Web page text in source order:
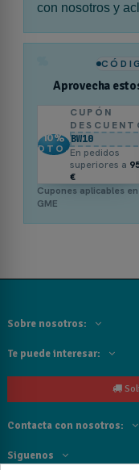
con nosotros y
Aprovecha
10%
DTO.
CUPÓN
BW10
En pedidos
superiores a
€
Cupones aplicables
GME
Sobre nosotros:
Te puede interesar:
Contacta con nosotros:
Siguenos